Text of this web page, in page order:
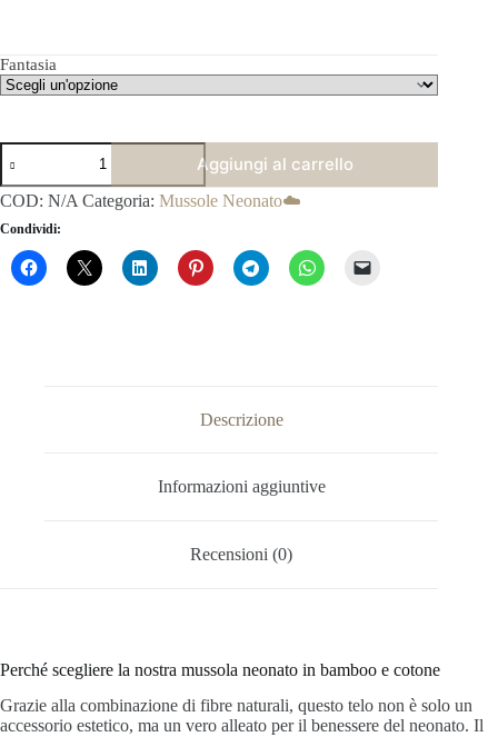
Fantasia
Mussola
Neonato
Bamboo
e
Cotone
Fantasie
Aggiungi al carrello
COD: N/A Categoria: Mussole Neonato☁️
Condividi:
Descrizione
Informazioni aggiuntive
Recensioni (0)
Perché scegliere la nostra mussola neonato in bamboo e cotone
Grazie alla combinazione di fibre naturali, questo telo non è solo un
accessorio estetico, ma un vero alleato per il benessere del neonato. Il